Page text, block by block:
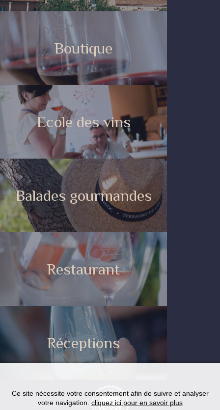
Boutique
Ecole des vins
Balades gourmandes
Restaurant
Réceptions
Ce site nécessite votre consentement afin de suivre et analyser
votre navigation. cliquez ici pour en savoir plus